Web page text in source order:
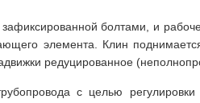
болтами, и
элемента. Клин
редуцированное
с целью